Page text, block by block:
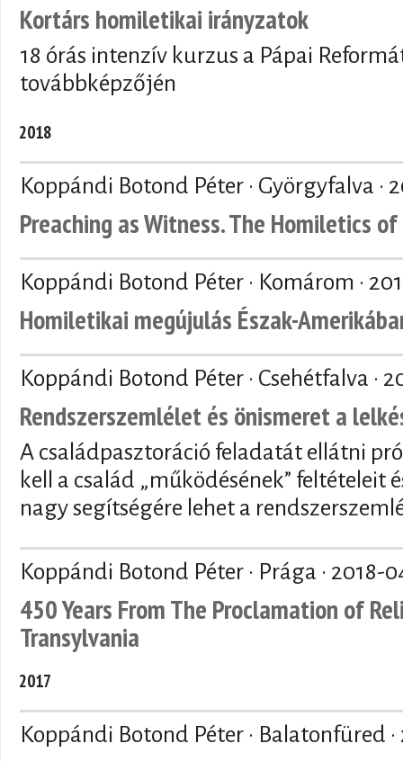
Kortárs homiletikai irányzatok
18 órás intenzív kurzus a Pápai
továbbképzőjén
2018
Koppándi Botond Péter · Györgyfalva ·
Preaching as Witness. The Homiletics of
Koppándi Botond Péter · Komárom ·
Homiletikai megújulás Észak-
Koppándi Botond Péter · Csehétfalva ·
Rendszerszemlélet és önismeret a
A családpasztoráció feladatát ellátni
kell a család „működésének” feltételeit
nagy segítségére lehet a
Koppándi Botond Péter · Prága · 2018-
450 Years From The Proclamation of
Transylvania
2017
Koppándi Botond Péter · Balatonfüred ·